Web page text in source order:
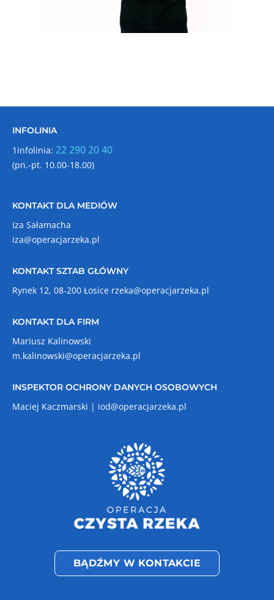
INFOLINIA
1infolinia: 22 290 20 40
(pn.-pt. 10.00-18.00)
KONTAKT DLA MEDIÓW
Iza Sałamacha
iza@operacjarzeka.pl
KONTAKT SZTAB GŁÓWNY
Rynek 12, 08-200 Łosice rzeka@operacjarzeka.pl
KONTAKT DLA FIRM
Mariusz Kalinowski
m.kalinowski@operacjarzeka.pl
INSPEKTOR OCHRONY DANYCH OSOBOWYCH
Maciej Kaczmarski | iod@operacjarzeka.pl
BĄDŹMY W KONTAKCIE